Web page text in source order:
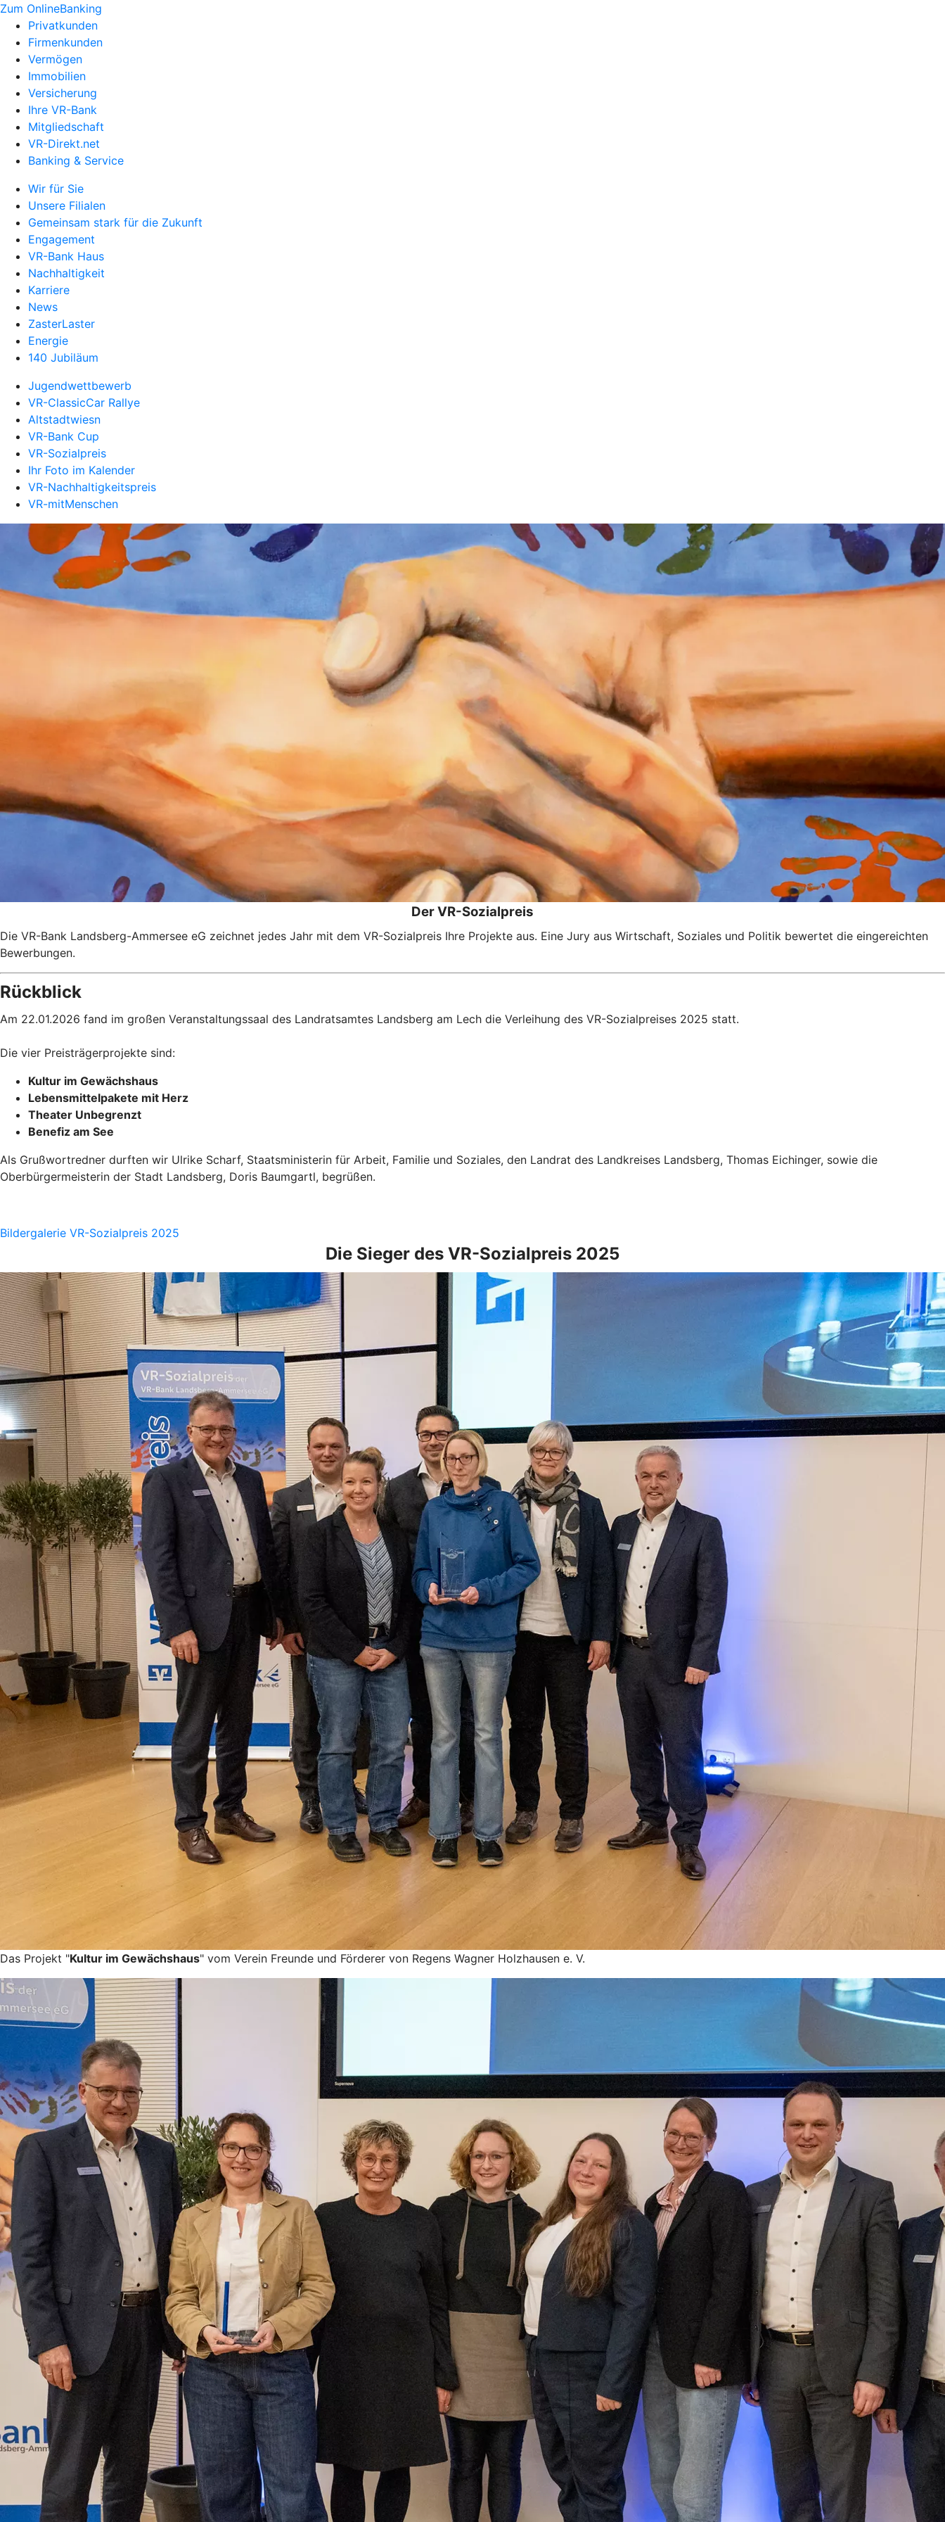
Zum OnlineBanking
Privatkunden
Firmenkunden
Vermögen
Immobilien
Versicherung
Ihre VR-Bank
Mitgliedschaft
VR-Direkt.net
Banking & Service
Wir für Sie
Unsere Filialen
Gemeinsam stark für die Zukunft
Engagement
VR-Bank Haus
Nachhaltigkeit
Karriere
News
ZasterLaster
Energie
140 Jubiläum
Jugendwettbewerb
VR-ClassicCar Rallye
Altstadtwiesn
VR-Bank Cup
VR-Sozialpreis
Ihr Foto im Kalender
VR-Nachhaltigkeitspreis
VR-mitMenschen
Der VR-Sozialpreis
Die VR-Bank Landsberg-Ammersee eG zeichnet jedes Jahr mit dem VR-Sozialpreis Ihre Projekte aus. Eine Jury aus Wirtschaft, Soziales und Politik bewertet die eingereichten
Bewerbungen.
Rückblick
Am 22.01.2026 fand im großen Veranstaltungssaal des Landratsamtes Landsberg am Lech die Verleihung des VR-Sozialpreises 2025 statt.
Die vier Preisträgerprojekte sind:
Kultur im Gewächshaus
Lebensmittelpakete mit Herz
Theater Unbegrenzt
Benefiz am See
Als Grußwortredner durften wir Ulrike Scharf, Staatsministerin für Arbeit, Familie und Soziales, den Landrat des Landkreises Landsberg, Thomas Eichinger, sowie die
Oberbürgermeisterin der Stadt Landsberg, Doris Baumgartl, begrüßen.
Bildergalerie VR-Sozialpreis 2025
Die Sieger des VR-Sozialpreis 2025
Das Projekt "Kultur im Gewächshaus" vom Verein Freunde und Förderer von Regens Wagner Holzhausen e. V.